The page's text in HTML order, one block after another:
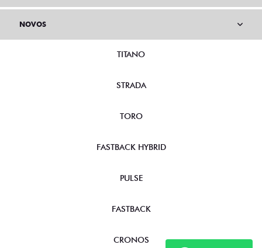
NOVOS
TITANO
STRADA
TORO
FASTBACK HYBRID
PULSE
FASTBACK
CRONOS